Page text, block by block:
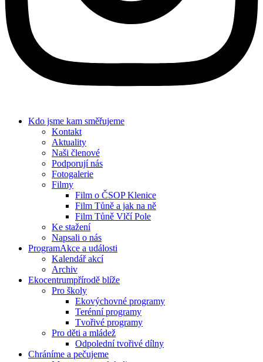
Kdo jsme kam směřujeme
Kontakt
Aktuality
Naši členové
Podporují nás
Fotogalerie
Filmy
Film o ČSOP Klenice
Film Tůně a jak na ně
Film Tůně Vlčí Pole
Ke stažení
Napsali o nás
ProgramAkce a události
Kalendář akcí
Archiv
Ekocentrumpřírodě blíže
Pro školy
Ekovýchovné programy
Terénní programy
Tvořivé programy
Pro děti a mládež
Odpolední tvořivé dílny
Chráníme a pečujeme